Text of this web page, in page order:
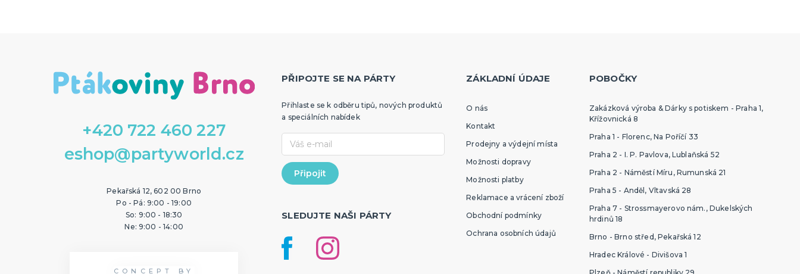
+420 722 460 227
eshop@partyworld.cz
Pekařská 12, 602 00 Brno
Po - Pá: 9:00 - 19:00
So: 9:00 - 18:30
Ne: 9:00 - 14:00
CONCEPT BY
PŘIPOJTE SE NA PÁRTY
Přihlaste se k odběru tipů, nových produktů
a speciálních nabídek
SLEDUJTE NAŠI PÁRTY
ZÁKLADNÍ ÚDAJE
O nás
Kontakt
Prodejny a výdejní místa
Možnosti dopravy
Možnosti platby
Reklamace a vrácení zboží
Obchodní podmínky
Ochrana osobních údajů
POBOČKY
Zakázková výroba & Dárky s potiskem - Praha 1,
Křížovnická 8
Praha 1 - Florenc, Na Poříčí 33
Praha 2 - I. P. Pavlova, Lublaňská 52
Praha 2 - Náměstí Míru, Rumunská 21
Praha 5 - Anděl, Vltavská 28
Praha 7 - Strossmayerovo nám., Dukelských
hrdinů 18
Brno - Brno střed, Pekařská 12
Hradec Králové - Divišova 1